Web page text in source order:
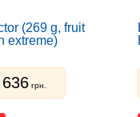
(269 g, fruit
extreme)
грн.